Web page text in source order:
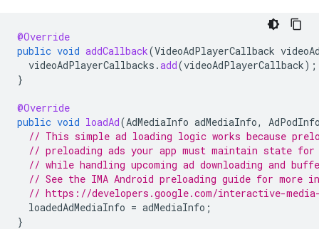
@Override
public void addCallback(VideoAdPlayerCallback
videoAdPlayerCallbacks .add(videoAdPlayerCallback);
}
@Override
public void loadAd(AdMediaInfo adMediaInfo,
// This simple ad loading logic works because
// preloading ads your app must maintain state
// while handling upcoming ad downloading and
// See the IMA Android preloading guide for more
// https://developers.google.com/interactive-
loadedAdMediaInfo = adMediaInfo ;
}